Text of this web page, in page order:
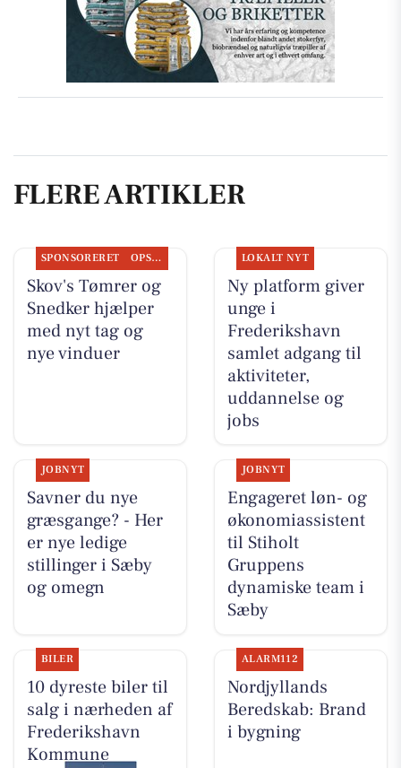
FLERE ARTIKLER
SPONSORERET OPSLAGSTAVLEN
Skov's Tømrer og
Snedker hjælper
med nyt tag og
nye vinduer
LOKALT NYT
Ny platform giver
unge i
Frederikshavn
samlet adgang til
aktiviteter,
uddannelse og
jobs
JOBNYT
Savner du nye
græsgange? - Her
er nye ledige
stillinger i Sæby
og omegn
JOBNYT
Engageret løn- og
økonomiassistent
til Stiholt
Gruppens
dynamiske team i
Sæby
BILER
10 dyreste biler til
salg i nærheden af
Frederikshavn
Kommune
ALARM112
Nordjyllands
Beredskab: Brand
i bygning